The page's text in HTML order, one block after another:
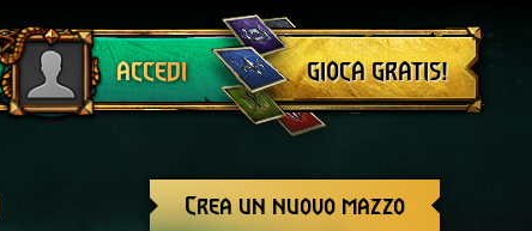
ACCEDI
Esci
GIOCA GRATIS!
Crea un nuovo mazzo